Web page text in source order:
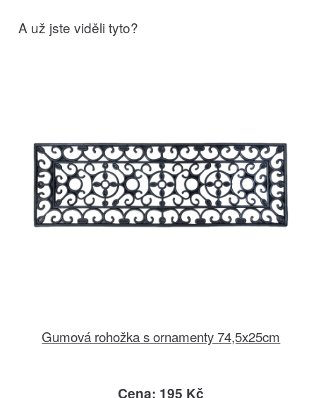
A už jste viděli tyto?
Gumová rohožka s ornamenty 74,5x25cm
Cena: 195 Kč